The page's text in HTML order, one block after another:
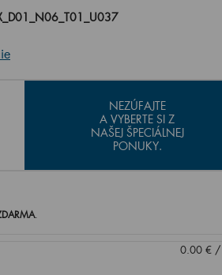
NEZÚFAJTE
A VYBERTE SI Z
NAŠEJ ŠPECIÁLNEJ
PONUKY.
.
0.00€/